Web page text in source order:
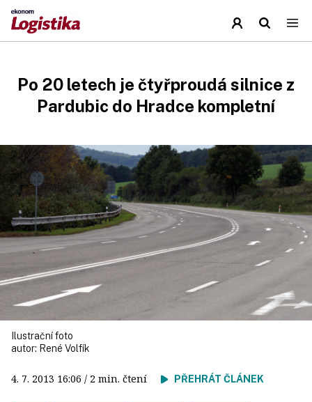
Po 20 letech je čtyřproudá silnice z
Pardubic do Hradce kompletní
Ilustrační foto
autor: René Volfík
4. 7. 2013 16:06 / 2 min. čtení PŘEHRÁT ČLÁNEK